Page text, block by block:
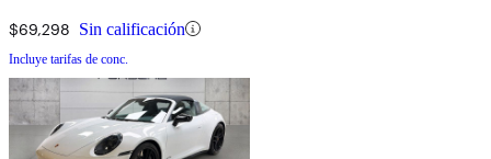
$69,298 Sin calificación
Incluye tarifas de conc.